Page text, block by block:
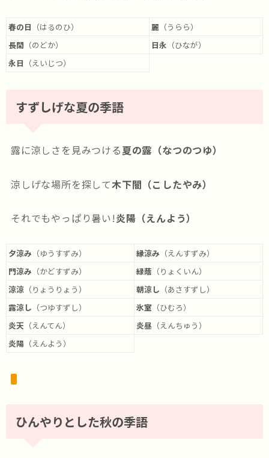
春の日 （はるのひ） 麗 （うらら）
長閑 （のどか） 日永 （ひなが）
永日 （えいじつ）
すずしげな夏の季語
露に涼しさを見みつける夏の露（なつのつゆ）
涼しげな場所を探して木下闇（こしたやみ）
それでもやっぱり暑い!炎陽（えんよう）
夕涼み （ゆうすずみ） 縁涼み （えんすずみ）
門涼み （かどすずみ） 緑蔭 （りょくいん）
涼涼 （りょうりょう） 朝涼し （あさすずし）
露涼し （つゆすずし） 氷室 （ひむろ）
炎天 （えんてん） 炎昼 （えんちゅう）
炎陽 （えんよう）
ひんやりとした秋の季語